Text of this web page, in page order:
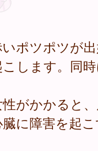
ポツポツが
します。同
がかかると
に障害を起